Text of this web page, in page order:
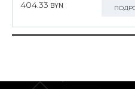
404.33 BYN